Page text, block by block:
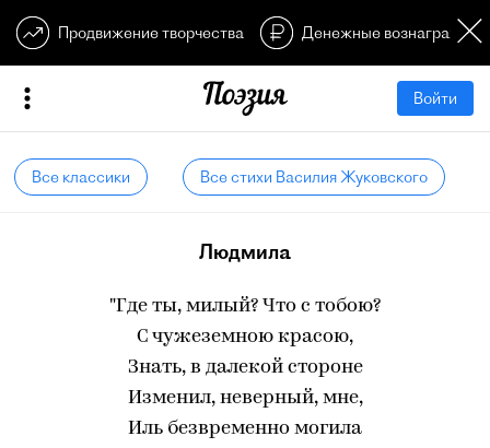
Продвижение творчества Денежные
Войти
Все классики Все стихи Василия Жуковского
Людмила
"Где ты, милый? Что с тобою?
С чужеземною красою,
Знать, в далекой стороне
Изменил, неверный, мне,
Иль безвременно могила